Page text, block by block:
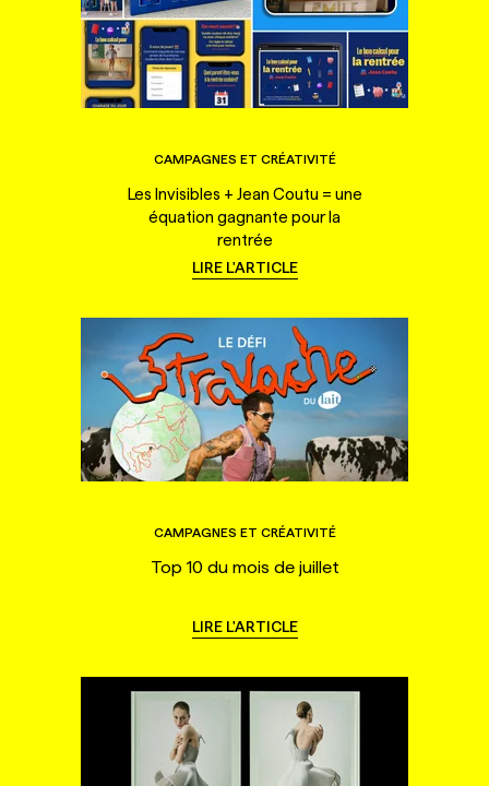
CAMPAGNES ET CRÉATIVITÉ
Les Invisibles + Jean Coutu = une
équation gagnante pour la
rentrée
LIRE L'ARTICLE
CAMPAGNES ET CRÉATIVITÉ
Top 10 du mois de juillet
LIRE L'ARTICLE